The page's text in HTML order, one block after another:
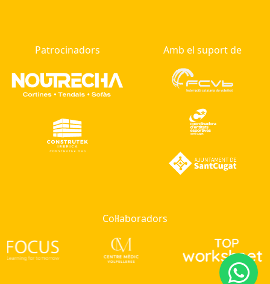
Patrocinadors Amb el suport de
Col·laboradors